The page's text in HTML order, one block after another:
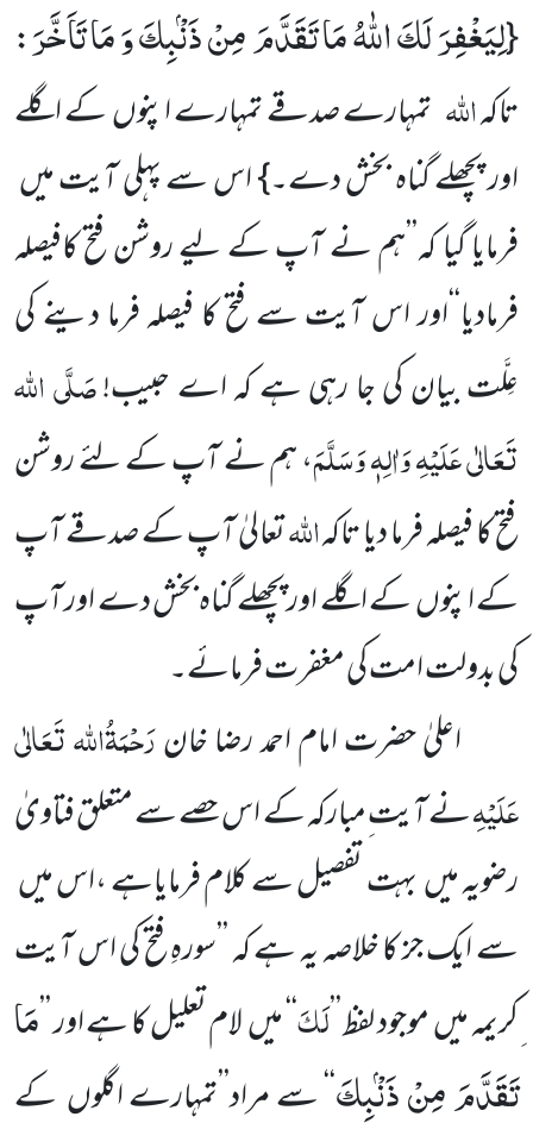
{لِیَغْفِرَ لَكَ اللّٰهُ مَا تَقَدَّمَ مِنْ ذَنْۢبِكَ وَ مَا تَاَخَّرَ:
تاکہاللہ تمہارے صدقے تمہارے اپنوں کے اگلے
اور پچھلے گناہ بخش دے۔} اس سے پہلی آیت میں
فرمایا گیا کہ’’ہم نے آپ کے لیے روشن فتح کافیصلہ
فرمادیا‘‘اور اس آیت سے فتح کا فیصلہ فرما دینے کی
عِلَّت بیان کی جا رہی ہے کہ اے حبیب!صَلَّی اللہ
تَعَالٰی عَلَیْہِ وَاٰلِہٖ وَسَلَّمَ، ہم نے آپ کے لئے روشن
فتح کا فیصلہ فرما دیا تاکہاللہتعالیٰ آپ کے صدقے آپ
کے اپنوں کے اگلے اور پچھلے گناہ بخش دے اور آپ
کی بدولت امت کی مغفرت فرمائے۔
اعلیٰ حضرت امام احمد رضا خانرَحْمَۃُاللہ تَعَالٰی
عَلَیْہِنے آیت ِمبارکہ کے اس حصے سے متعلق فتاویٰ
رضویہ میں بہت تفصیل سے کلام فرمایاہے ،اس میں
سے ایک جز کا خلاصہ یہ ہے کہ ’’سورہِ فتح کی اس آیت
ِکریمہ میں موجود لفظ ’’لَکَ‘‘ میں لام تعلیل کا ہے اور ’’مَا
تَقَدَّمَ مِنْ ذَنْۢبِكَ‘‘ سے مراد’’تمہارے اگلوں کے